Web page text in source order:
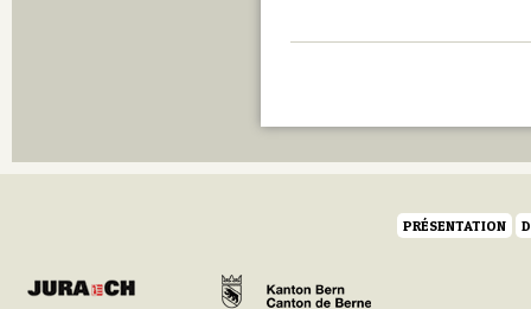
PRÉSENTATION